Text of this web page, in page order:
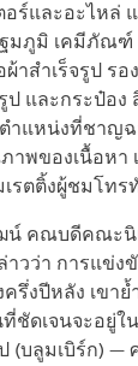
ร์และอะไหล่
มภูมิ เคมีภัณ
าสำเร็จรูป รอ
ป และกระป๋อ
ตำแหน่งที่ชาญ
พของเนื้อหา
รตติ้งผู้ชมโทร
น์ คณบดีคณะนิ
วว่า การแข่ง
รึ่งปีหลัง เขา
ชัดเจนจะอยู่
(บลูมเบิร์ก) —